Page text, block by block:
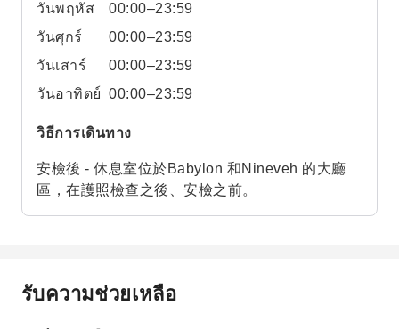
วันพฤหัส
00:00–23:59
วันศุกร์
00:00–23:59
วันเสาร์
00:00–23:59
วันอาทิตย์ 00:00–23:59
วิธีการเดินทาง
安檢後 - 休息室位於Babylon 和Nineveh 的大廳
區，在護照檢查之後、安檢之前。
รับความช่วยเหลือ